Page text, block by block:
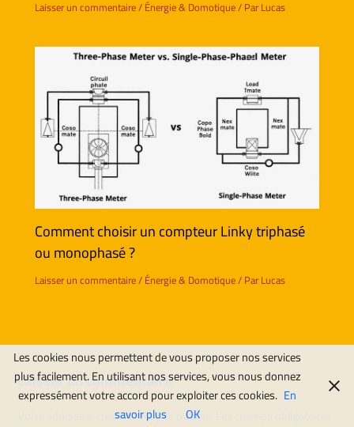
Laisser un commentaire/Énergie & Domotique/ ParLucas
Comment choisir un compteur Linky triphasé
ou monophasé ?
Laisser un commentaire/Énergie & Domotique/ ParLucas
Laisser un commentaire
Votre adresse e-mail ne sera pas publiée.
Les cookies nous permettent de vous proposer nos services
plus facilement. En utilisant nos services, vous nous donnez
expressément votre accord pour exploiter ces cookies. En
savoir plus
OK